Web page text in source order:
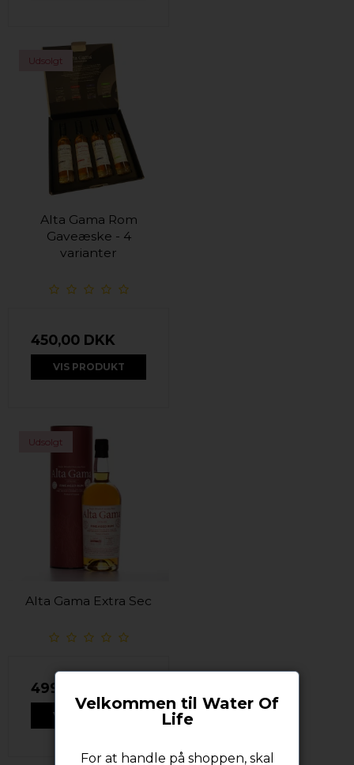
Udsolgt
Alta Gama Rom
Gaveæske - 4
varianter
450,00 DKK
VIS PRODUKT
Udsolgt
Alta Gama Extra Sec
499,00 DKK
VIS PRODUKT
Velkommen til Water Of
Life
For at handle på shoppen, skal